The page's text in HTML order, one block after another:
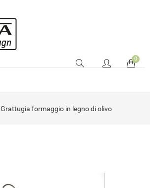
0
Grattugia formaggio in legno di olivo